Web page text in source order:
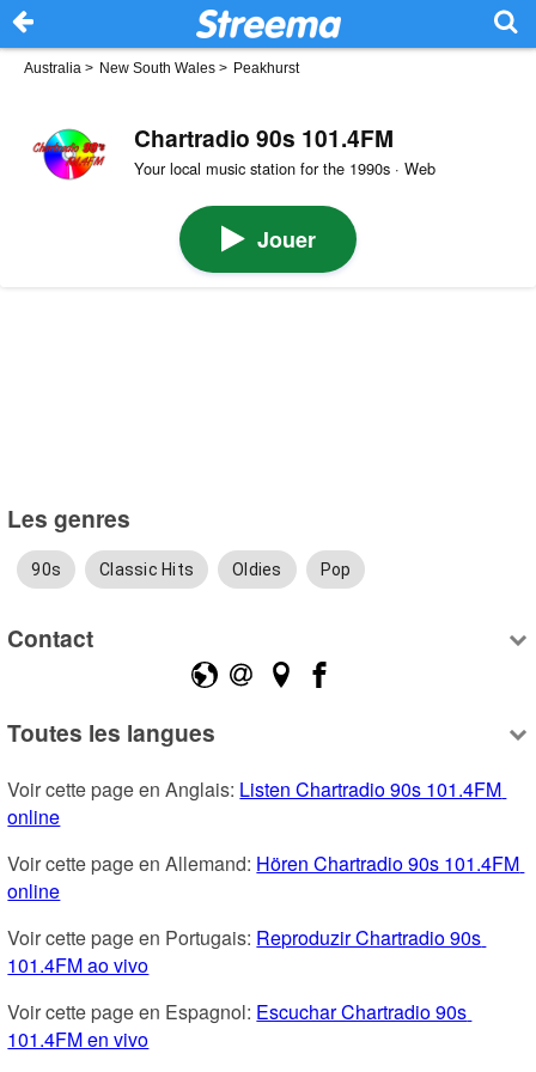
Australia > New South Wales > Peakhurst
Chartradio 90s 101.4FM
Your local music station for the 1990s · Web
Jouer
Les genres
90s Classic Hits Oldies Pop
Contact
Toutes les langues
Voir cette page en Anglais: Listen Chartradio 90s 101.4FM
online
Voir cette page en Allemand: Hören Chartradio 90s 101.4FM
online
Voir cette page en Portugais: Reproduzir Chartradio 90s
101.4FM ao vivo
Voir cette page en Espagnol: Escuchar Chartradio 90s
101.4FM en vivo